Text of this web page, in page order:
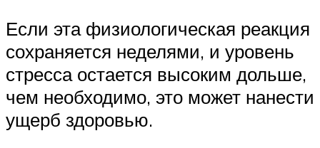
Если эта физиологическая реакция
сохраняется неделями, и уровень
стресса остается высоким дольше,
чем необходимо, это может нанести
ущерб здоровью.